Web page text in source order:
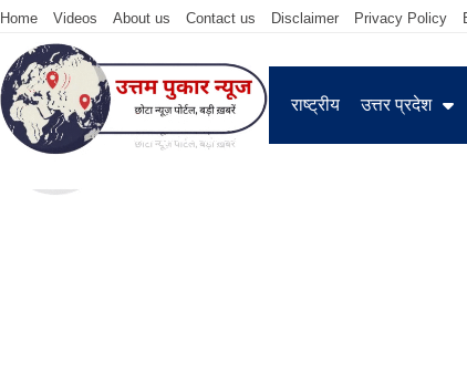
Home Videos About us Contact us Disclaimer Privacy Policy
राष्ट्रीय उत्तर प्रदेश